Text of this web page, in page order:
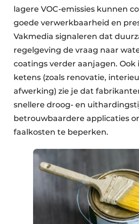
lagere VOC-emissies kunnen
goede verwerkbaarheid en
Vakmedia signaleren dat
regelgeving de vraag naar
coatings verder aanjagen. Ook
ketens (zoals renovatie,
afwerking) zie je dat
snellere droog- en
betrouwbaardere applicaties
faalkosten te beperken.